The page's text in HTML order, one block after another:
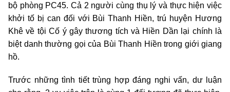
bộ phòng PC45. Cả 2 người cùng thụ lý và thực hiện việc
khởi tố bị can đối với Bùi Thanh Hiền, trú huyện Hương
Khê về tội Cố ý gây thương tích và Hiền Dần lại chính là
biệt danh thường gọi của Bùi Thanh Hiền trong giới giang
hồ.
Trước những tình tiết trùng hợp đáng nghi vấn, dư luận